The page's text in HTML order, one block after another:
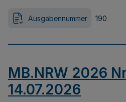
Ausgabennummer 190
MB.NRW 2026
14.07.2026